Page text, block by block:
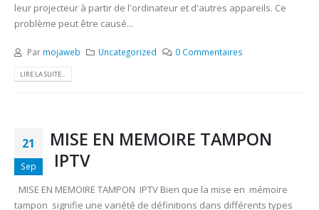
leur projecteur à partir de l'ordinateur et d'autres appareils. Ce
problème peut être causé...
Par mojaweb Uncategorized 0 Commentaires
LIRE LA SUITE...
21
Sep
MISE EN MEMOIRE TAMPON
IPTV
MISE EN MEMOIRE TAMPON IPTV Bien que la mise en mémoire
tampon signifie une variété de définitions dans différents types